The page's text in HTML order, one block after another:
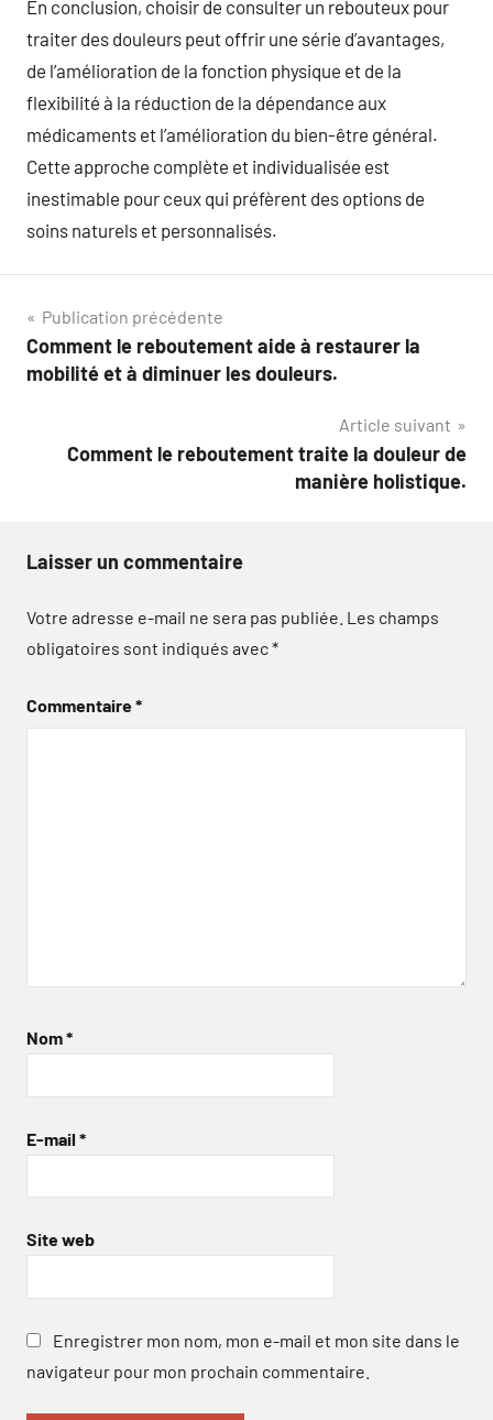
En conclusion, choisir de consulter un rebouteux pour
traiter des douleurs peut offrir une série d’avantages,
de l’amélioration de la fonction physique et de la
flexibilité à la réduction de la dépendance aux
médicaments et l’amélioration du bien-être général.
Cette approche complète et individualisée est
inestimable pour ceux qui préfèrent des options de
soins naturels et personnalisés.
Navigation
de
Publication précédente
Comment le reboutement aide à restaurer la
mobilité et à diminuer les douleurs.
Article suivant
Comment le reboutement traite la douleur de
manière holistique.
Laisser un commentaire
Votre adresse e-mail ne sera pas publiée. Les champs
obligatoires sont indiqués avec*
Commentaire*
Nom*
E-mail *
Site web
Enregistrer mon nom, mon e-mail et mon site dans le
navigateur pour mon prochain commentaire.